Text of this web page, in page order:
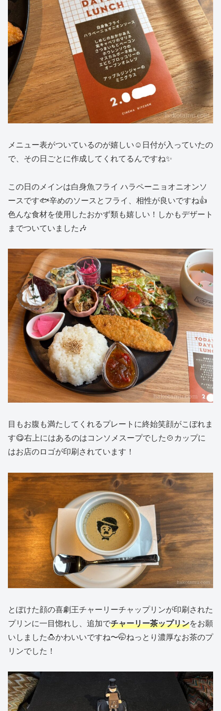
メニュー表がついているのが嬉しい☺️日付が入っていたの
で、その日ごとに作成してくれてるんですね✨
この日のメインは白身魚フライ ハラペーニョオニオンソ
ースです🐟辛めのソースとフライ、相性が良いですね👍
色んな食材を使用したおかず類も嬉しい！しかもデザート
までついていました🎶
目もお腹も満たしてくれるプレートに終始笑顔がこぼれま
す😋右上にはあるのはコンソメスープでした🍲カップに
はお店のロゴが印刷されています！
とぼけた顔の喜劇王チャーリーチャップリンが印刷された
プリンに一目惚れし、追加でチャーリー茶ップリンをお願
いしました🍮かわいいですね〜🤭ねっとり濃厚なお茶のプ
リンでした！